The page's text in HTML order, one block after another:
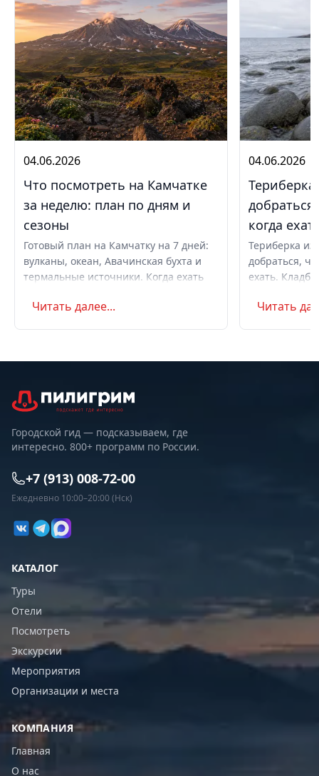
04.06.2026
Что посмотреть на Камчатке
за неделю: план по дням и
сезоны
Готовый план на Камчатку на 7 дней:
вулканы, океан, Авачинская бухта и
термальные источники. Когда ехать
самостоятельно или с туром.
Читать далее...
04.06.2026
когда
Териберка
добраться,
ехать.
Маршрут на
Читать
Городской гид — подсказываем, где
интересно. 800+ программ по России.
+7 (913) 008-72-00
Ежедневно 10:00–20:00 (Нск)
КАТАЛОГ
Туры
Отели
Посмотреть
Экскурсии
Мероприятия
Организации и места
КОМПАНИЯ
Главная
О нас